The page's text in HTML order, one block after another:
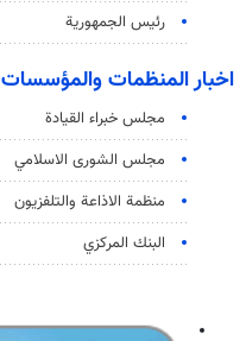
رئيس الجمهورية
اخبار المنظمات والمؤسسات
مجلس خبراء القيادة
مجلس الشورى الاسلامي
منظمة الاذاعة والتلفزیون
البنك المركزي